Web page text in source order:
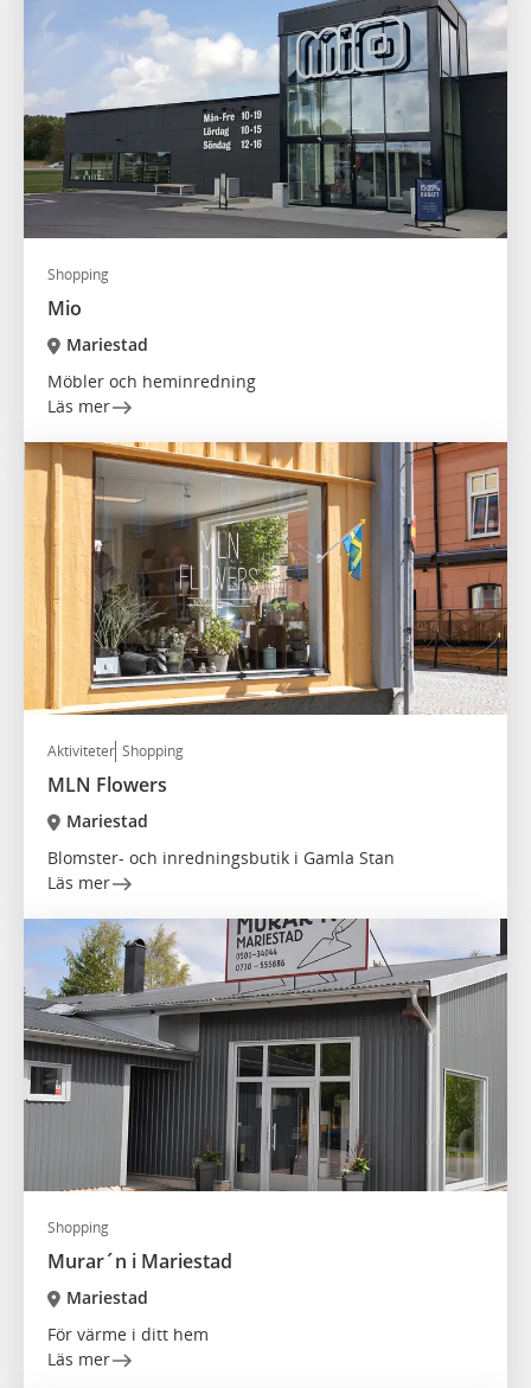
Shopping
Mio
Mariestad
Möbler och heminredning
Läs mer
Aktiviteter Shopping
MLN Flowers
Mariestad
Blomster- och inredningsbutik i Gamla Stan
Läs mer
Shopping
Murar´n i Mariestad
Mariestad
För värme i ditt hem
Läs mer